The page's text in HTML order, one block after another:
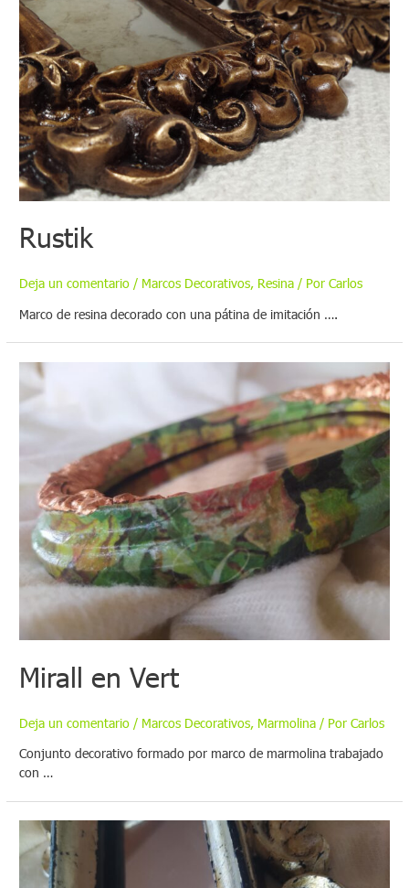
Rustik
Deja un comentario / Marcos Decorativos, Resina / PorCarlos
Marco de resina decorado con una pátina de imitación ….
Mirall en Vert
Deja un comentario / Marcos Decorativos, Marmolina / PorCarlos
Conjunto decorativo formado por marco de marmolina trabajado
con …